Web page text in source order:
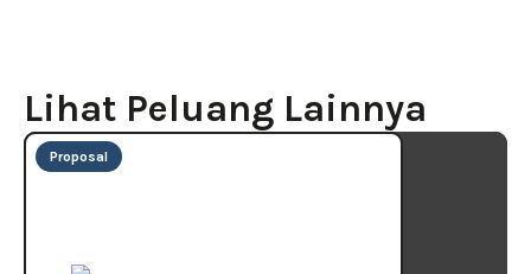
Lihat Peluang Lainnya
Proposal